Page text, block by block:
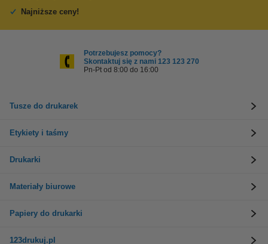
Najniższe ceny!
Potrzebujesz pomocy?
Skontaktuj się z nami 123 123 270
Pn-Pt od 8:00 do 16:00
Tusze do drukarek
Etykiety i taśmy
Drukarki
Materiały biurowe
Papiery do drukarki
123drukuj.pl